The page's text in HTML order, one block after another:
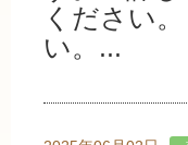
ください
い。...